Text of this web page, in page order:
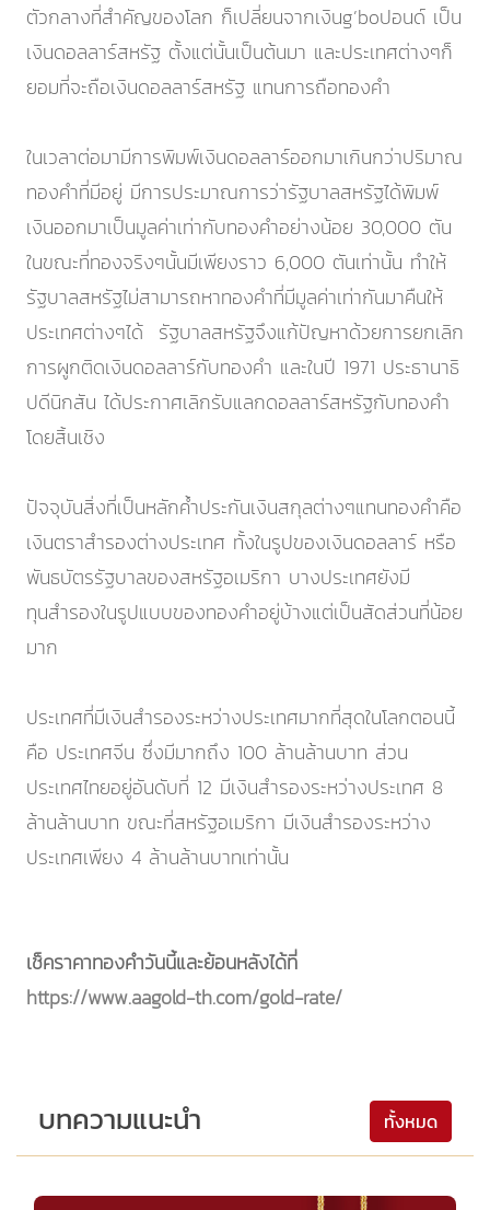
ตัวกลางที่สำคัญของโลก ก็เปลี่ยนจากเงินg’boปอนด์ เป็น
เงินดอลลาร์สหรัฐ ตั้งแต่นั้นเป็นต้นมา และประเทศต่างๆก็
ยอมที่จะถือเงินดอลลาร์สหรัฐ แทนการถือทองคำ
ในเวลาต่อมามีการพิมพ์เงินดอลลาร์ออกมาเกินกว่าปริมาณ
ทองคำที่มีอยู่ มีการประมาณการว่ารัฐบาลสหรัฐได้พิมพ์
เงินออกมาเป็นมูลค่าเท่ากับทองคำอย่างน้อย 30,000 ตัน
ในขณะที่ทองจริงๆนั้นมีเพียงราว 6,000 ตันเท่านั้น ทำให้
รัฐบาลสหรัฐไม่สามารถหาทองคำที่มีมูลค่าเท่ากันมาคืนให้
ประเทศต่างๆได้ รัฐบาลสหรัฐจึงแก้ปัญหาด้วยการยกเลิก
การผูกติดเงินดอลลาร์กับทองคำ และในปี 1971 ประธานาธิ
ปดีนิกสัน ได้ประกาศเลิกรับแลกดอลลาร์สหรัฐกับทองคำ
โดยสิ้นเชิง
ปัจจุบันสิ่งที่เป็นหลักค้ำประกันเงินสกุลต่างๆแทนทองคำคือ
เงินตราสำรองต่างประเทศ ทั้งในรูปของเงินดอลลาร์ หรือ
พันธบัตรรัฐบาลของสหรัฐอเมริกา บางประเทศยังมี
ทุนสำรองในรูปแบบของทองคำอยู่บ้างแต่เป็นสัดส่วนที่น้อย
มาก
ประเทศที่มีเงินสำรองระหว่างประเทศมากที่สุดในโลกตอนนี้
คือ ประเทศจีน ซึ่งมีมากถึง 100 ล้านล้านบาท ส่วน
ประเทศไทยอยู่อันดับที่ 12 มีเงินสำรองระหว่างประเทศ 8
ล้านล้านบาท ขณะที่สหรัฐอเมริกา มีเงินสำรองระหว่าง
ประเทศเพียง 4 ล้านล้านบาทเท่านั้น
เช็คราคาทองคำวันนี้และย้อนหลังได้ที่
https://www.aagold-th.com/gold-rate/
บทความแนะนำ ทั้งหมด